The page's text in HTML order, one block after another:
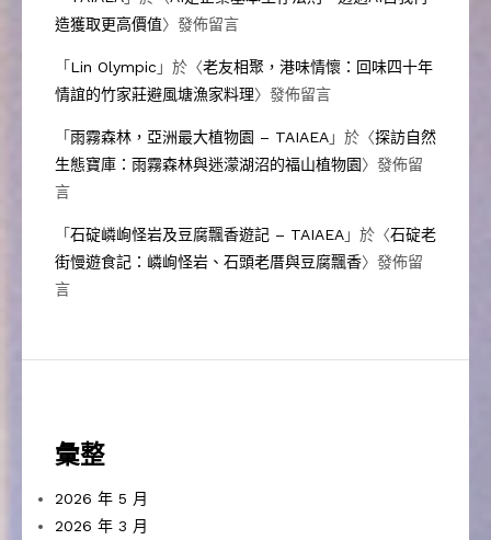
造獲取更高價值〉發佈留言
「 Lin Olympic 」於〈老友相聚，港味情懷：回味四十年
情誼的竹家莊避風塘漁家料理〉發佈留言
「雨霧森林，亞洲最大植物園 – TAIAEA」於〈探訪自然
生態寶庫：雨霧森林與迷濛湖沼的福山植物園〉發佈留
言
「石碇嶙峋怪岩及豆腐飄香遊記 – TAIAEA」於〈石碇老
街慢遊食記：嶙峋怪岩、石頭老厝與豆腐飄香〉發佈留
言
彙整
2026 年 5 月
2026 年 3 月